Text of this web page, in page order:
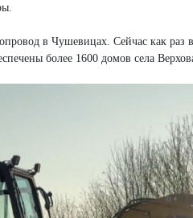
в Чушевицах. Сейчас как
более 1600 домов села